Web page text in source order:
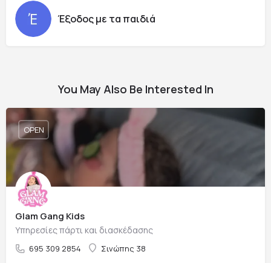
Έξοδος με τα παιδιά
You May Also Be Interested In
Glam Gang Kids
Υπηρεσίες πάρτι και διασκέδασης
695 309 2854 Σινώπης 38
OPEN